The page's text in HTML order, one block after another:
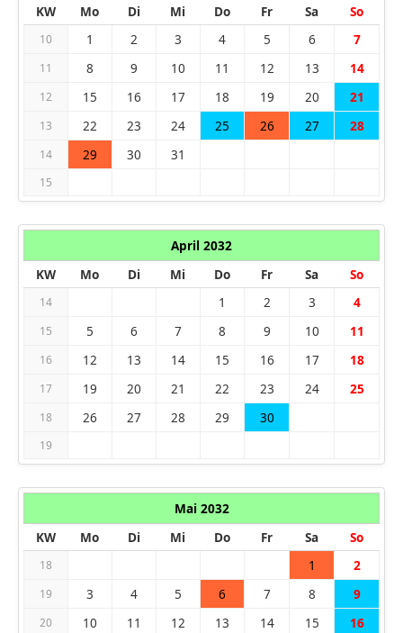
KW
Mo Di Mi Do Fr Sa So
10 1 2 3 4 5 6 7
11 8 9 10 11 12 13 14
12 15 16 17 18 19 20 21
13 22 23 24 25 26 27 28
14 29 30 31
15
April 2032
KW
Mo Di Mi Do Fr Sa So
14 1 2 3 4
15 5 6 7 8 9 10 11
16 12 13 14 15 16 17 18
17 19 20 21 22 23 24 25
18 26 27 28 29 30
19
Mai 2032
KW
Mo Di Mi Do Fr Sa So
18 1 2
19 3 4 5 6 7 8 9
20 10 11 12 13 14 15 16